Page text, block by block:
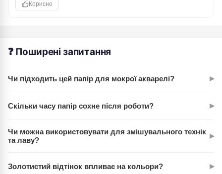
Корисно
❓ Поширені запитання
Чи підходить цей папір для мокрої акварелі? ▸
акварелі. Папір не коробиться при контакті з водою і
Скільки часу папір сохне після роботи? ▸
Зазвичай висихає протягом 30-60 хвилин природним
Чи можна використовувати для змішувального технік
та лаву?
▸
техніки, лаву, заливання, змивання — структура паперу не
Золотистий відтінок впливає на кольори? ▸